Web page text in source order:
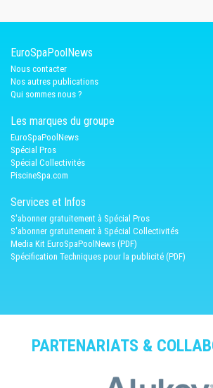
EuroSpaPoolNews
Nous contacter
Nos autres publications
Qui sommes nous ?
Les marques du groupe
EuroSpaPoolNews
Spécial Pros
Spécial Collectivités
PiscineSpa.com
Services et Infos
S'abonner gratuitement à Spécial Pros
S'abonner gratuitement à Spécial Collectivités
Media Kit EuroSpaPoolNews (PDF)
Spécification Techniques pour la publicité (PDF)
PARTENARIATS &